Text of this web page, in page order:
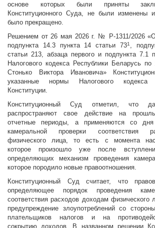
основе которых были приняты
Конституционного Суда, не были изменены
было прекращено.
Решением от 26 мая 2026 г. № Р-1311/2026 «О
подпункта 14.3 пункта 14 статьи 731 ,
статьи 213, абзаца первого и подпункта 7.1
Налогового кодекса Республики Беларусь
Стонько Виктора Ивановича»
указанные нормы Налогового кодекса
Конституции.
Конституционный Суд отметил, что
распространяют свое действие на
отчетные периоды, а применяются со дня
камеральной проверки соответствия
физического лица, то есть с момента
которое произошло уже после
определяющих механизм проведения
которое породило новые правоотношения.
Конституционный Суд считает, что
определяющее порядок проведения
соответствия расходов доходам физического
предупреждение злоупотреблений со
плательщиков налогов и на
сокрытию доходов. В названном решении